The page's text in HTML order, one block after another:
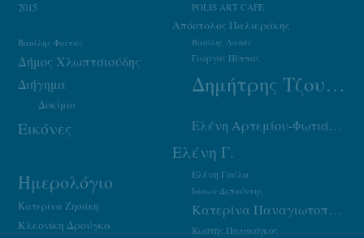
2015 POLIS ART CAFE
Απόστολος Παλιεράκης
Βασίλης Λαδάς
Βασίλης Φαϊτάς
Γιώργος Πέππας
Δήμος Χλωπτσιούδης
Δημήτρης Τζουμάκας
Διήγημα
Δοκίμιο
Εικόνες Ελένη Αρτεμίου-Φωτιάδου
Ελένη Γ.
Ελένη Γούλα
Ημερολόγιο Ιάσων Δεπούντης
Κατερίνα Ζησάκη Κατερίνα Παναγιωτοπούλου
Κλεονίκη Δρούγκα Κωστής Παπακόγκος